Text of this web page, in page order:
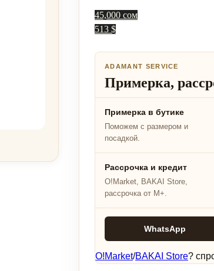
45,000 сом
513 $
ADAMANT SERVICE
Примерка,
Примерка в бутике
Поможем с размером и
посадкой.
Рассрочка и кредит
O!Market, BAKAI Store,
рассрочка от M+.
WhatsApp
O!Market/BAKAI Store?